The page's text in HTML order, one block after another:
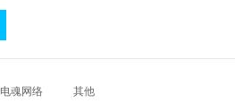
电魂网络 其他